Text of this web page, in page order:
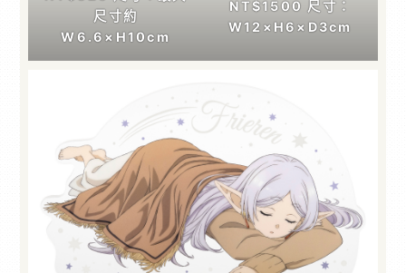
尺寸約
W6.6×H10cm
NT$1500 尺寸：
W12×H6×D3cm